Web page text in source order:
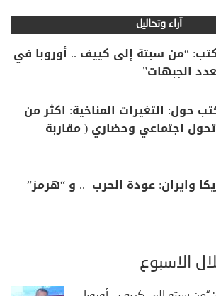
آراء وتحاليل
“من سبتة إلى كييف .. أوروبا في
الجبهات”
حول: التغيرات المناخية: اكثر من
اجتماعي وحضاري ( مقاربة
وايران: عودة الحرب .. و “هرمز”
الأسبوع